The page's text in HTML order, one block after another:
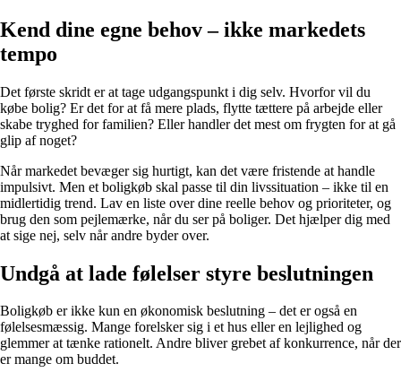
Kend dine egne behov – ikke markedets
tempo
Det første skridt er at tage udgangspunkt i dig selv. Hvorfor vil du
købe bolig? Er det for at få mere plads, flytte tættere på arbejde eller
skabe tryghed for familien? Eller handler det mest om frygten for at gå
glip af noget?
Når markedet bevæger sig hurtigt, kan det være fristende at handle
impulsivt. Men et boligkøb skal passe til din livssituation – ikke til en
midlertidig trend. Lav en liste over dine reelle behov og prioriteter, og
brug den som pejlemærke, når du ser på boliger. Det hjælper dig med
at sige nej, selv når andre byder over.
Undgå at lade følelser styre beslutningen
Boligkøb er ikke kun en økonomisk beslutning – det er også en
følelsesmæssig. Mange forelsker sig i et hus eller en lejlighed og
glemmer at tænke rationelt. Andre bliver grebet af konkurrence, når der
er mange om buddet.